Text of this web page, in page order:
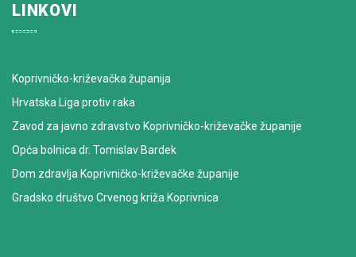
LINKOVI
Koprivničko-križevačka županija
Hrvatska Liga protiv raka
Zavod za javno zdravstvo Koprivničko-križevačke županije
Opća bolnica dr. Tomislav Bardek
Dom zdravlja Koprivničko-križevačke županije
Gradsko društvo Crvenog križa Koprivnica